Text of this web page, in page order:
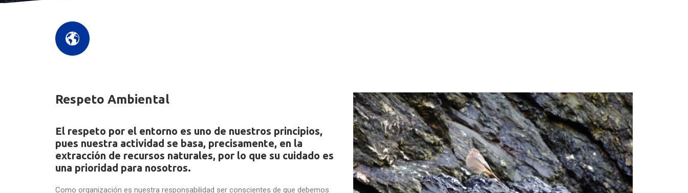
Respeto Ambiental
El respeto por el entorno es uno de nuestros principios,
pues nuestra actividad se basa, precisamente, en la
extracción de recursos naturales, por lo que su cuidado es
una prioridad para nosotros.
Como organización es nuestra responsabilidad ser conscientes de que debemos